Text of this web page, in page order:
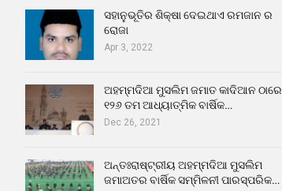
ସହାନୁଭୂତିର ଶିକ୍ଷା ଦେଇଥାଏ ରମଜାନ ର
ରୋଜା
Apr 3, 2022
ଅହମ୍ମଦିଆ ମୁସଲିମ ଜମାତ କାଦିଆନ ଠାରେ
୧୨୬ ତମ ଆଧ୍ୟାତ୍ମିକ ବାର୍ଷିକ…
Dec 26, 2021
ଅନ୍ତଃରାଷ୍ଟ୍ରୀୟ ଅହମ୍ମଦିଆ ମୁସଲିମ
ଜମାଅତର ବାର୍ଷିକ ସମ୍ମିଳନୀ ପାରସ୍ପରିକ…